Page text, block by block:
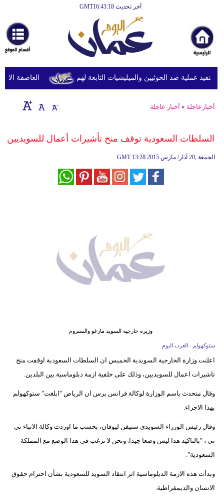
آخر تحديث GMT16:43:18
أخبارعاجلة
رياضة
ثقافة
إقتصاد
وموسيقى
علوم
وتكنولوجيا
بيئة
أبراج
العاصفة عملية ضد الحوثيين والميليشيات التابعة لهم
أخبارعاجلة » أخبار عاجلة
السلطات السعودية توقف منح تأشيرات أعمال للسويديين
GMT 13:28 2015 الجمعة ,20 آذار/ مارس
وزيرة خارجية السويد مارغو والستروم
ستوكهولم - العرب اليوم
اعلنت وزارة الخارجية السويدية الخميس ان السلطات السعودية اوقفت منح
تاشيرات اعمال للسويديين، وذلك على خلفية ازمة دبلوماسية بين البلدين.
وقال متحدث باسم الوزارة لوكالة فرانس برس ان الرياض "ابلغت" ستوكهولم
بهذا الاجراء.
وقال رئيس الوزراء السويدي ستيفن ليوفان، بحسب ما اوردت وكالة الانباء تي
تي ، "بالتاكيد هذا ليس وضعا جيدا. ونحن لا نرغب في هذا الوضع مع المملكة
السعودية".
وبدأت هذه الازمة الدبلوماسية اثر انتقاد السويد للسعودية بشأن احترام حقوق
الانسان والديمقراطية.